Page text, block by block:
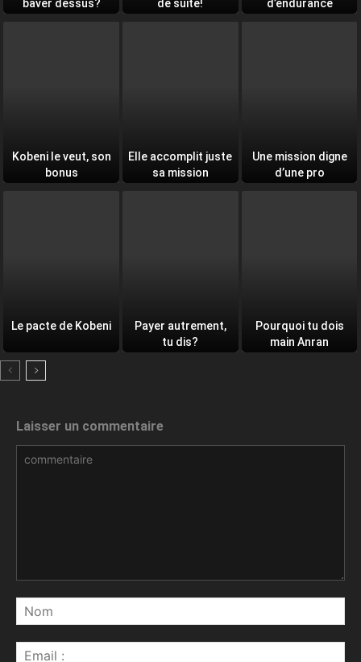
baver dessus? de suite!
d’endurance
Kobeni le veut, son
bonus
Elle accomplit juste
sa mission
Une mission digne
d’une pro
Le pacte de Kobeni
Payer autrement,
tu dis?
Pourquoi tu dois
main Anran
Laisser un commentaire